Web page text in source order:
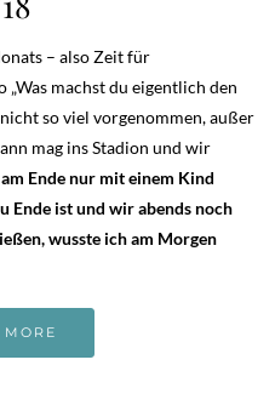
– also Zeit für
machst du eigentlich den
nicht so viel vorgenommen, außer
mag ins Stadion und wir
am Ende nur mit einem Kind
Ende ist und wir abends noch
wusste ich am Morgen
MORE